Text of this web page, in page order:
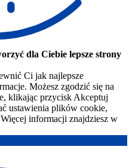
dla Ciebie lepsze strony
Ci jak najlepsze
Możesz zgodzić się na
klikając przycisk Akceptuj
ustawienia plików cookie,
informacji znajdziesz w